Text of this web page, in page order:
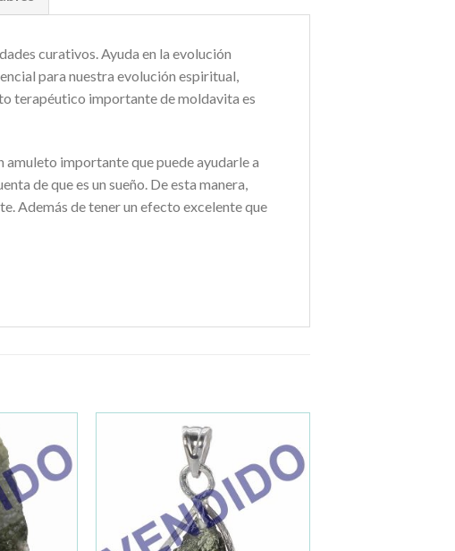
curativos. Ayuda en la evolución
para nuestra evolución espiritual,
terapéutico importante de moldavita es
amuleto importante que puede ayudarle a
de que es un sueño. De esta manera,
Además de tener un efecto excelente que
Añadir
a la
lista de
deseos
Añadir
a la
lista de
deseos